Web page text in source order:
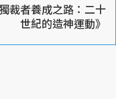
裁者養成之路：二十
世紀的造神運動》